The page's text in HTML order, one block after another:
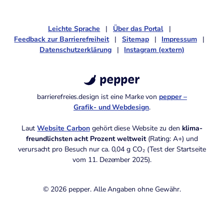
Leichte Sprache
Über das Portal
Feedback zur Barrierefreiheit
Sitemap
Impressum
Datenschutzerklärung
Instagram (extern)
pepper
barrierefreies.design ist eine Marke von pepper –
Grafik- und Webdesign.
LautWebsite Carbongehört diese Website zu den klima­
freund­lichsten acht Prozent weltweit(Rating: A+) und
verursacht pro Besuch nur ca. 0,04 g CO₂ (Test der Startseite
vom 11. Dezember 2025).
© 2026 pepper. Alle Angaben ohne Gewähr.